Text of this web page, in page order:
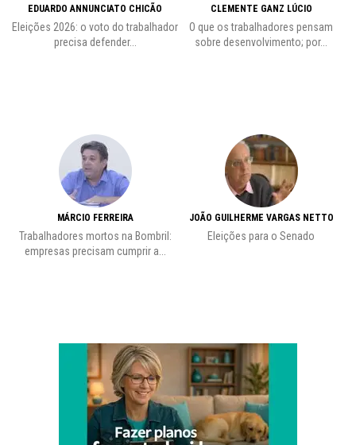
EDUARDO ANNUNCIATO CHICÃO
Eleições 2026: o voto do trabalhador
precisa defender...
MÁRCIO FERREIRA
Trabalhadores mortos na Bombril:
empresas precisam cumprir a...
CLEMENTE GANZ LÚCIO
O que os trabalhadores pensam
sobre desenvolvimento; por...
JOÃO GUILHERME VARGAS NETTO
Eleições para o Senado